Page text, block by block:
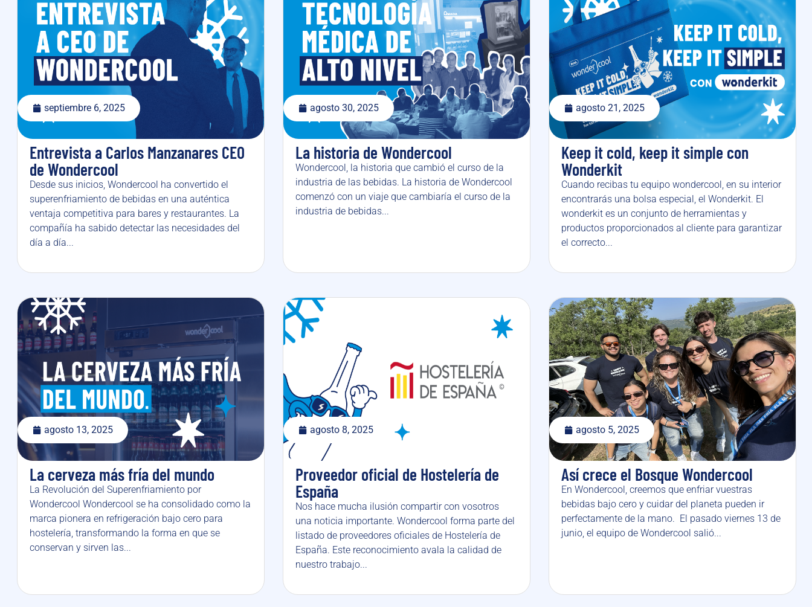
septiembre 6, 2025
Entrevista a Carlos Manzanares CEO
de Wondercool
Desde sus inicios, Wondercool ha convertido el
superenfriamiento de bebidas en una auténtica
ventaja competitiva para bares y restaurantes. La
compañía ha sabido detectar las necesidades del
día a día...
agosto 30, 2025
La historia de Wondercool
Wondercool, la historia que cambió el curso de la
industria de las bebidas. La historia de Wondercool
comenzó con un viaje que cambiaría el curso de la
industria de bebidas...
agosto 21, 2025
Keep it cold, keep it simple con
Wonderkit
Cuando recibas tu equipo wondercool, en su interior
encontrarás una bolsa especial, el Wonderkit. El
wonderkit es un conjunto de herramientas y
productos proporcionados al cliente para garantizar
el correcto...
agosto 13, 2025
La cerveza más fría del mundo
La Revolución del Superenfriamiento por
Wondercool Wondercool se ha consolidado como la
marca pionera en refrigeración bajo cero para
hostelería, transformando la forma en que se
conservan y sirven las...
agosto 8, 2025
Proveedor oficial de Hostelería de
España
Nos hace mucha ilusión compartir con vosotros
una noticia importante. Wondercool forma parte del
listado de proveedores oficiales de Hostelería de
España. Este reconocimiento avala la calidad de
nuestro trabajo...
agosto 5, 2025
Así crece el Bosque Wondercool
En Wondercool, creemos que enfriar vuestras
bebidas bajo cero y cuidar del planeta pueden ir
perfectamente de la mano. El pasado viernes 13 de
junio, el equipo de Wondercool salió...